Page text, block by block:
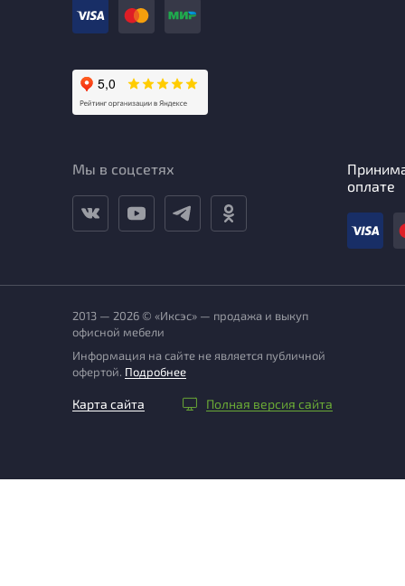
Мы в соцсетях
оплате
2013 — 2026 © «Иксэс» — продажа и выкуп
офисной мебели
Информация на сайте не является публичной
офертой. Подробнее
Карта сайта Полная версия сайта